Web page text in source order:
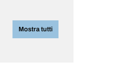
Mostra tutti